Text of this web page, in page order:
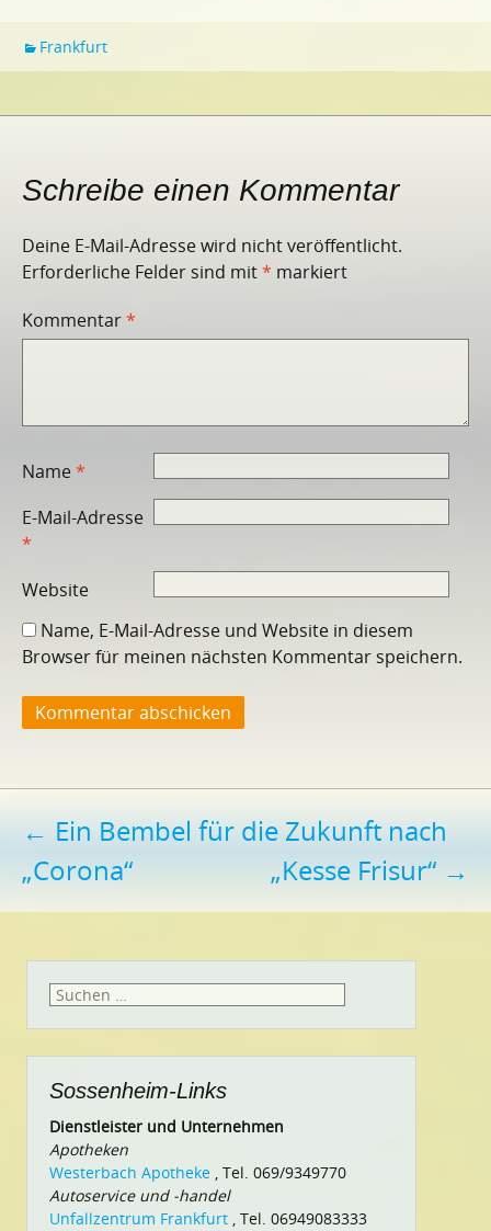
Frankfurt
Schreibe einen Kommentar
Deine E-Mail-Adresse wird nicht veröffentlicht.
Erforderliche Felder sind mit* markiert
Kommentar*
Name*
E-Mail-Adresse
*
Website
Name, E-Mail-Adresse und Website in diesem
Browser für meinen nächsten Kommentar speichern.
Beitragsnavigation
← Ein Bembel für die Zukunft nach
„Corona“
„Kesse Frisur“ →
Suchen
Sossenheim-Links
Dienstleister und Unternehmen
Apotheken
Westerbach Apotheke , Tel. 069/9349770
Autoservice und -handel
Unfallzentrum Frankfurt , Tel. 06949083333